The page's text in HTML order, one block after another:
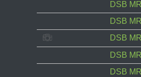
DSB
DSB
DSB
DSB
DSB